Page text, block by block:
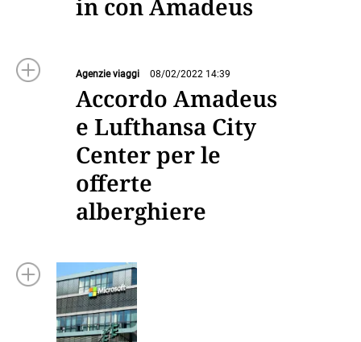
in con Amadeus
Agenzie viaggi 08/02/2022 14:39
Accordo Amadeus
e Lufthansa City
Center per le
offerte
alberghiere